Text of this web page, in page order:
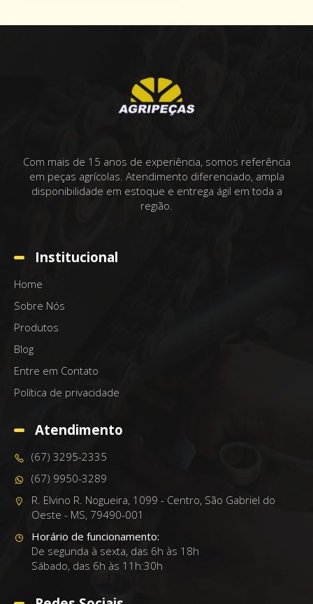
Com mais de 15 anos de experiência, somos referência
em peças agrícolas. Atendimento diferenciado, ampla
disponibilidade em estoque e entrega ágil em toda a
região.
Institucional
Home
Sobre Nós
Produtos
Blog
Entre em Contato
Política de privacidade
Atendimento
(67) 3295-2335
(67) 9950-3289
R. Elvino R. Nogueira, 1099 - Centro, São Gabriel do
Oeste - MS, 79490-001
Horário de funcionamento:
De segunda à sexta, das 6h às 18h
Sábado, das 6h às 11h:30h